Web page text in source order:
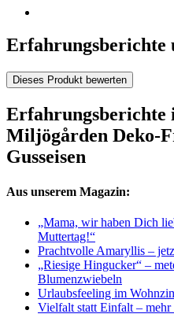
Erfahrungsberichte
Dieses Produkt bewerten
Erfahrungsberichte
Miljögården Deko-
Gusseisen
Aus unserem Magazin:
„Mama, wir haben Dich
Muttertag!“
Prachtvolle Amaryllis –
„Riesige Hingucker“ –
Blumenzwiebeln
Urlaubsfeeling im
Vielfalt statt Einfalt – mehr